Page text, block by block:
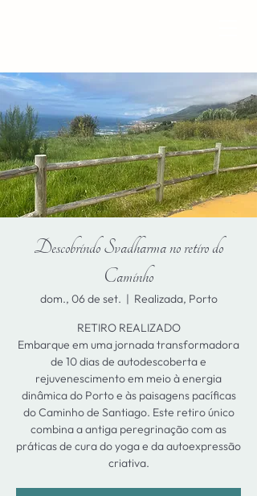
Descobrindo Svadharma no retiro do
Caminho
dom., 06 de set.
  |
Realizada, Porto
RETIRO REALIZADO
Embarque em uma jornada transformadora
de 10 dias de autodescoberta e
rejuvenescimento em meio à energia
dinâmica do Porto e às paisagens pacíficas
do Caminho de Santiago. Este retiro único
combina a antiga peregrinação com as
práticas de cura do yoga e da autoexpressão
criativa.